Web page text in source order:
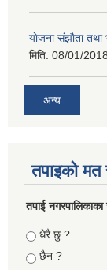
याेजना संझाैता
मिति: 08/01/
अन्य
तपाइको मत
तपा‌ई नगरपालिकाका
Choices
धेरै छु ?
छैन ?